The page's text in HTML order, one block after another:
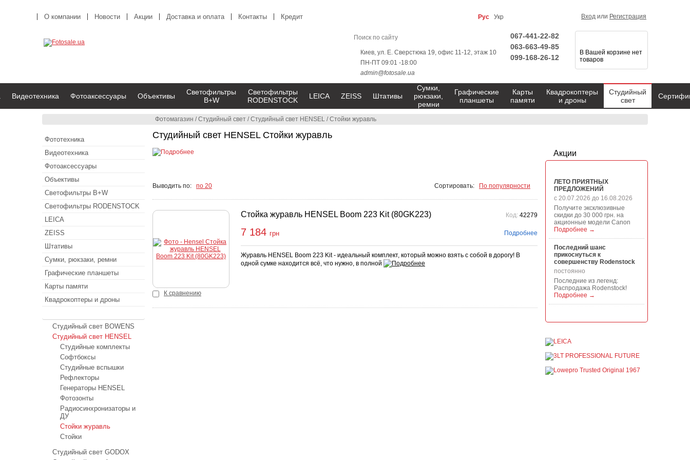
Фотомагазин /Студийный свет /Студийный свет HENSEL /Стойки журавль
Студийный свет HENSEL Стойки журавль
Выводить по: по 20 Сортировать: По популярности
К сравнению
Стойка журавль HENSEL Boom 223 Kit (80GK223) Код: 42279
7 184 грн Подробнее
Журавль HENSEL Boom 223 Kit - идеальный комплект, который можно взять с собой в дорогу! В
одной сумке находится всё, что нужно, в полной
Акции
ЛЕТО ПРИЯТНЫХ
ПРЕДЛОЖЕНИЙ
с 20.07.2026 до 16.08.2026
Получите эксклюзивные
скидки до 30 000 грн. на
акционные модели Canon
Подробнее →
Последний шанс
прикоснуться к
совершенству Rodenstock
постоянно
Последние из легенд:
Распродажа Rodenstock!
Подробнее →
Manfrotto, National
продукции Manfrotto, National
гарантиров...
Подробнее →
О компании Новости Акции Доставка и оплата Контакты Кредит Рус Укр Вход или Регистрация
Киев, ул. Е. Сверстюка 19, офис 11-12, этаж 10
ПН-ПТ 09:01 -18:00
admin@fotosale.ua
067-441-22-82
063-663-49-85
099-168-26-12
В Вашей корзине нет
товаров
Видеотехника Фотоаксессуары Объективы
Светофильтры
B+W
Светофильтры
RODENSTOCK
LEICA ZEISS Штативы
Сумки,
рюкзаки,
ремни
Графические
планшеты
Карты
памяти
Квадрокоптеры
и дроны
Студийный
свет
Фототехника
Видеотехника
Фотоаксессуары
Объективы
Светофильтры B+W
Светофильтры RODENSTOCK
LEICA
ZEISS
Штативы
Сумки, рюкзаки, ремни
Графические планшеты
Карты памяти
Квадрокоптеры и дроны
Студийный свет BOWENS
Студийный свет HENSEL
Студийные комплекты
Софтбоксы
Студийные вспышки
Рефлекторы
Генераторы HENSEL
Фотозонты
Радиосинхронизаторы и
ДУ
Стойки журавль
Стойки
Студийный свет GODOX